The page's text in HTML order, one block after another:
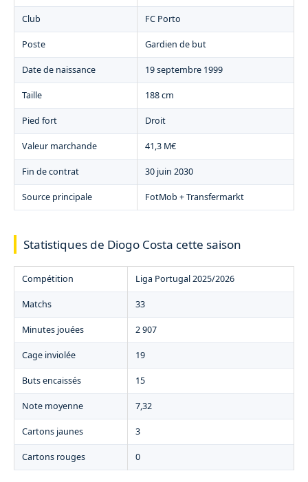
Club FC Porto
Poste Gardien de but
Date de naissance 19 septembre 1999
Taille 188 cm
Pied fort Droit
Valeur marchande 41,3 M€
Fin de contrat 30 juin 2030
Source principale FotMob + Transfermarkt
Statistiques de Diogo Costa cette saison
Compétition Liga Portugal 2025/2026
Matchs 33
Minutes jouées 2 907
Cage inviolée 19
Buts encaissés 15
Note moyenne 7,32
Cartons jaunes 3
Cartons rouges 0